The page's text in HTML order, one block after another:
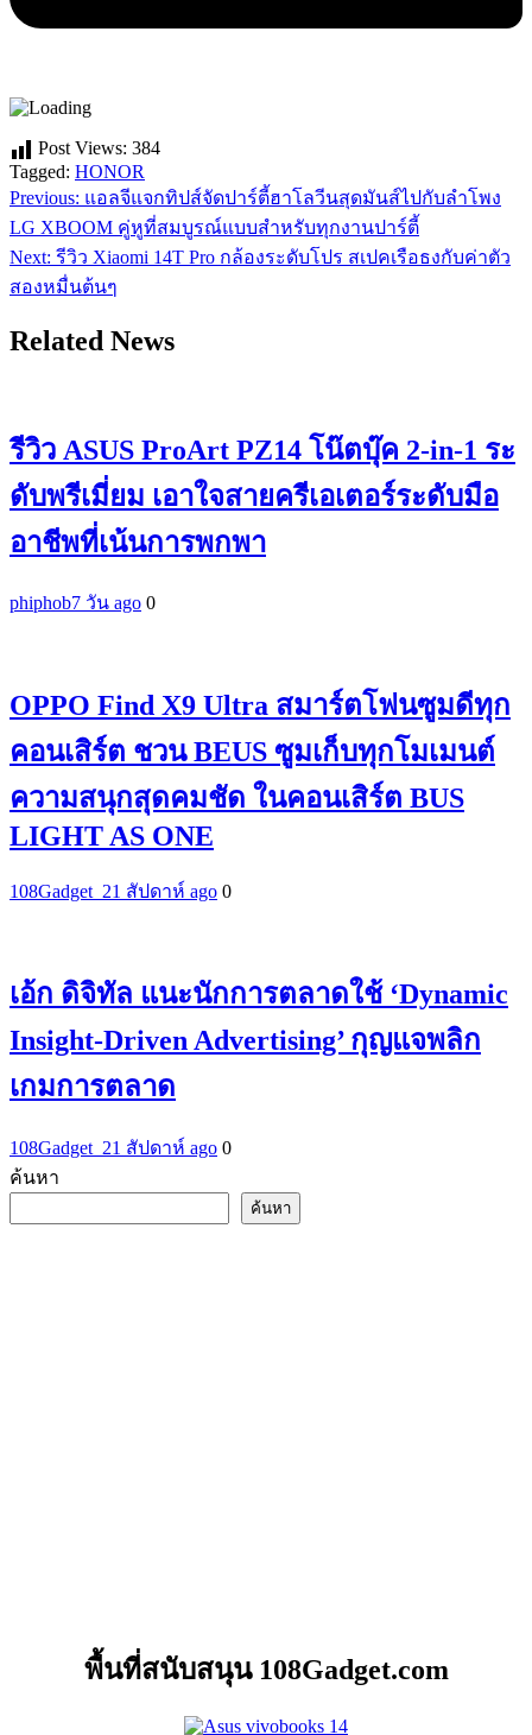
Post Views: 384
Tagged: HONOR
แนะแนว
เรื่อง
Previous: แอลจีแจกทิปส์จัดปาร์ตี้ฮาโลวีนสุดมันส์ไปกับลำโพง
LG XBOOM คู่หูที่สมบูรณ์แบบสำหรับทุกงานปาร์ตี้
Next: รีวิว Xiaomi 14T Pro กล้องระดับโปร สเปคเรือธงกับค่าตัว
สองหมื่นต้นๆ
Related News
รีวิว ASUS ProArt PZ14 โน๊ตบุ๊ค 2-in-1 ระ
ดับพรีเมี่ยม เอาใจสายครีเอเตอร์ระดับมือ
อาชีพที่เน้นการพกพา
phiphob7 วัน ago 0
OPPO Find X9 Ultra สมาร์ตโฟนซูมดีทุก
คอนเสิร์ต ชวน BEUS ซูมเก็บทุกโมเมนต์
ความสนุกสุดคมชัด ในคอนเสิร์ต BUS
LIGHT AS ONE
108Gadget_21 สัปดาห์ ago 0
เอ้ก ดิจิทัล แนะนักการตลาดใช้ ‘Dynamic
Insight-Driven Advertising’ กุญแจพลิก
เกมการตลาด
108Gadget_21 สัปดาห์ ago 0
ค้นหา
ค้นหา
พื้นที่สนับสนุน 108Gadget.com